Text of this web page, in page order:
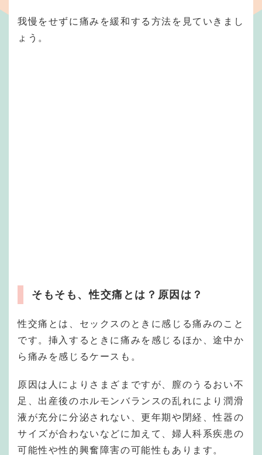
我慢をせずに痛みを緩和する方法を見ていきまし
ょう。
そもそも、性交痛とは？原因は？
性交痛とは、セックスのときに感じる痛みのこと
です。挿入するときに痛みを感じるほか、途中か
ら痛みを感じるケースも。
原因は人によりさまざまですが、膣のうるおい不
足、出産後のホルモンバランスの乱れにより潤滑
液が充分に分泌されない、更年期や閉経、性器の
サイズが合わないなどに加えて、婦人科系疾患の
可能性や性的興奮障害の可能性もあります。